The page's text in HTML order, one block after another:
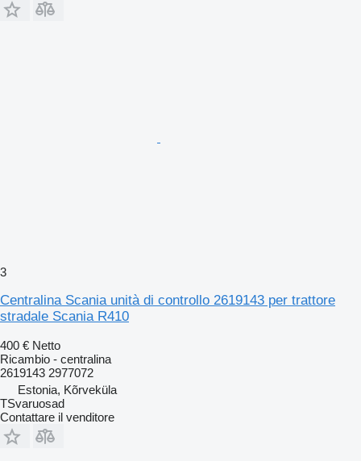
3
Centralina Scania unità di controllo 2619143 per trattore
stradale Scania R410
400 € Netto
Ricambio - centralina
2619143 2977072
Estonia, Kõrveküla
TSvaruosad
Contattare il venditore